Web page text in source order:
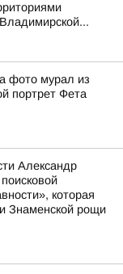
фото мурал из
портрет Фета
Александр
которая
Знаменской рощи